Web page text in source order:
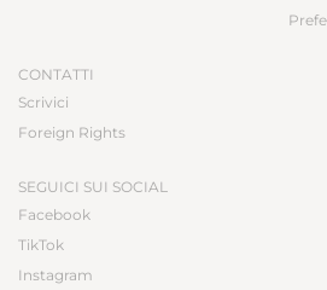
CONTATTI
Scrivici
Foreign Rights
SEGUICI SUI SOCIAL
Facebook
TikTok
Instagram